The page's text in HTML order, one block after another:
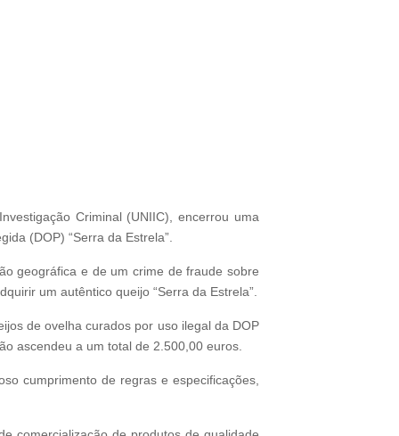
Criminal (UNIIC), encerrou uma
(DOP) “Serra da Estrela”.
geográfica e de um crime de fraude sobre
um autêntico queijo “Serra da Estrela”.
de ovelha curados por uso ilegal da DOP
ascendeu a um total de 2.500,00 euros.
cumprimento de regras e especificações,